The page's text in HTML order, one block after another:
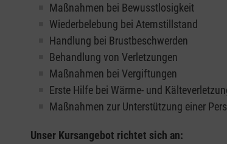
Maßnahmen bei Bewusstlosigkeit
Wiederbelebung bei Atemstillstand
Handlung bei Brustbeschwerden
Behandlung von Verletzungen
Maßnahmen bei Vergiftungen
Erste Hilfe bei Wärme- und
Maßnahmen zur Unterstützung einer
Unser Kursangebot richtet sich an: